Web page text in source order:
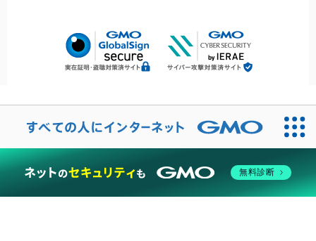
無料診断